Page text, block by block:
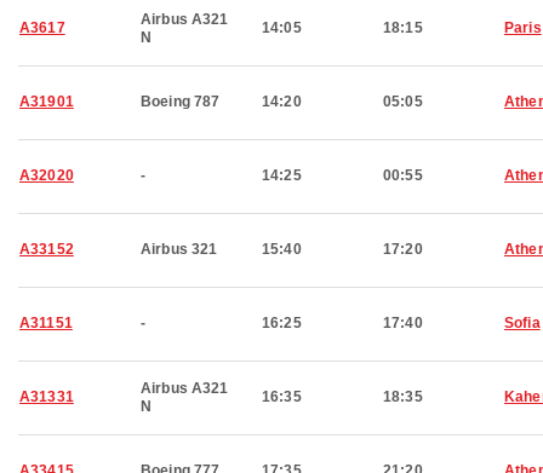
A3617
Airbus A321
N
14:05 18:15 Paris
A31901 Boeing 787 14:20 05:05
A32020 - 14:25 00:55
A33152 Airbus 321 15:40 17:20
A31151 - 16:25 17:40 Sofia
A31331
Airbus A321
N
16:35 18:35